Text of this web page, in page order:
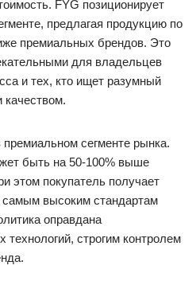
FYG позиционирует
предлагая продукцию по
премиальных брендов. Это
для владельцев
и тех, кто ищет разумный
сегменте рынка.
быть на 50-100% выше
этом покупатель получает
самым высоким стандартам
оправдана
технологий, строгим контролем